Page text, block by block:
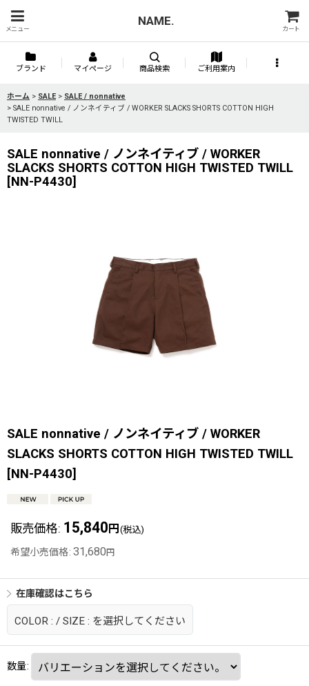
メニュー
NAME.
カート
ブランド マイページ 商品検索 ご利用案内
ホーム > SALE > SALE / nonnative
> SALE nonnative / ノンネイティブ / WORKER SLACKS SHORTS COTTON HIGH
TWISTED TWILL
SALE nonnative / ノンネイティブ / WORKER
SLACKS SHORTS COTTON HIGH TWISTED TWILL
[NN-P4430]
SALE nonnative / ノンネイティブ / WORKER
SLACKS SHORTS COTTON HIGH TWISTED TWILL
[NN-P4430]
販売価格: 15,840 円 (税込)
希望小売価格: 31,680 円
在庫確認はこちら
COLOR : / SIZE : を選択してください
数量: